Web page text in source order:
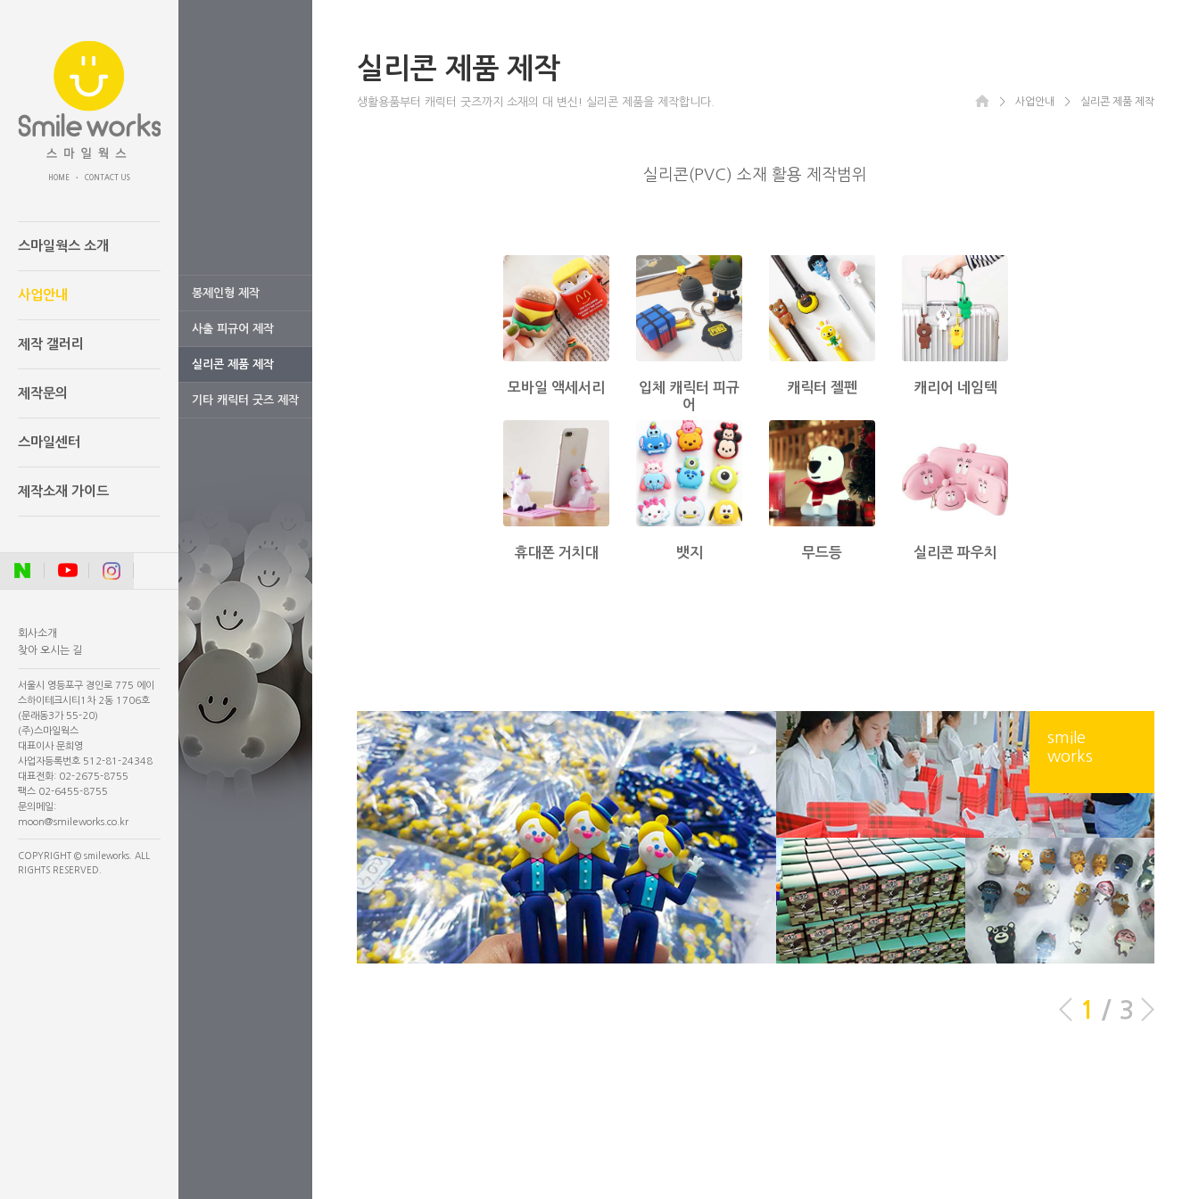
HOME • CONTACT US
스마일웍스 소개
사업안내
제작 갤러리
제작문의
스마일센터
제작소재 가이드
회사소개
찾아 오시는 길
서울시 영등포구 경인로 775 에이
스하이테크시티1차 2동 1706호
(문래동3가 55-20)
(주)스마일웍스
대표이사 문희영
사업자등록번호 512-81-24348
대표전화: 02-2675-8755
팩스 02-6455-8755
문의메일:
moon@smileworks.co.kr
COPYRIGHT © smileworks. ALL
RIGHTS RESERVED.
봉제인형 제작
사출 피규어 제작
실리콘 제품 제작
기타 캐릭터 굿즈 제작
실리콘 제품 제작
생활용품부터 캐릭터 굿즈까지 소재의 대 변신! 실리콘 제품을 제작합니다. ＞ 사업안내 ＞ 실리콘 제품 제작
실리콘(PVC) 소재 활용 제작범위
모바일 액세서리
입체 캐릭터 피규
어
캐릭터 젤펜 캐리어 네임텍
휴대폰 거치대 뱃지 무드등 실리콘 파우치
smile
works
1 / 3